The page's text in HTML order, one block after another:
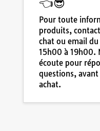
Pour toute
produits,
chat ou email
15h00 à 19h00.
écoute pour
questions,
achat.